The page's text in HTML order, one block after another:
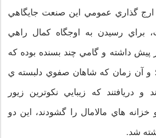
گذاري عمومي اين صنعت جايگاهي
براي رسيدن به اوجگاه كمال راهي
پيش داشته و گامي چند بسنده بوده كه
و آن زمان كه شاهان صفوي دلبسته ي
دريافتند كه زيبايي نكوترين زيور
هاي مالامال را گشودند، اين دو
شد.